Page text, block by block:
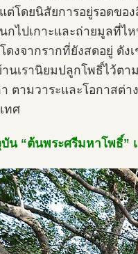
ต่โดยนิสัยการอยู่รอดขอ
กไปเกาะและถ่ายมูลที่ไ
ดงจากรากที่ยังสดอยู่ ดั
นเรานิยมปลูกโพธิ์ไว้ตา
ตามวาระและโอกาสต่
ทศ
น “ต้นพระศรีมหาโพธิ์”